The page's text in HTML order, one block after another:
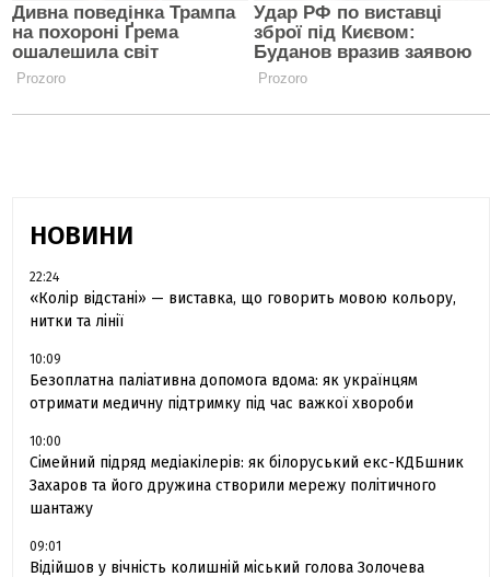
НОВИНИ
22:24
«Колір відстані» — виставка, що говорить мовою кольору,
нитки та лінії
10:09
Безоплатна паліативна допомога вдома: як українцям
отримати медичну підтримку під час важкої хвороби
10:00
Сімейний підряд медіакілерів: як білоруський екс-КДБшник
Захаров та його дружина створили мережу політичного
шантажу
09:01
Відійшов у вічність колишній міський голова Золочева